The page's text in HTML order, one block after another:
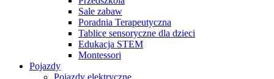
Sale zabaw
Poradnia Terapeutyczna
Tablice sensoryczne dla dzieci
Edukacja STEM
Montessori
Pojazdy